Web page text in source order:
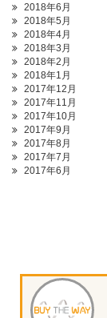
2018年6月
2018年5月
2018年4月
2018年3月
2018年2月
2018年1月
2017年12月
2017年11月
2017年10月
2017年9月
2017年8月
2017年7月
2017年6月